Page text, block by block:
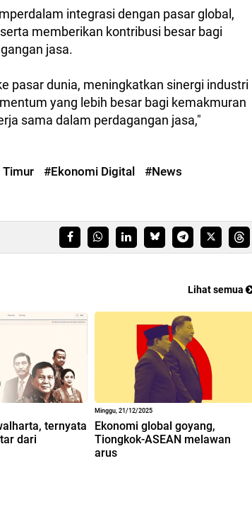
integrasi dengan pasar global,
memberikan kontribusi besar bagi
jasa.
pasar dunia, meningkatkan sinergi industri
yang lebih besar bagi kemakmuran
sama dalam perdagangan jasa,"
Timur #Ekonomi Digital
#News
Lihat semua
ternyata
dari
Minggu, 21/12/2025
Ekonomi global goyang,
Tiongkok-ASEAN melawan
arus